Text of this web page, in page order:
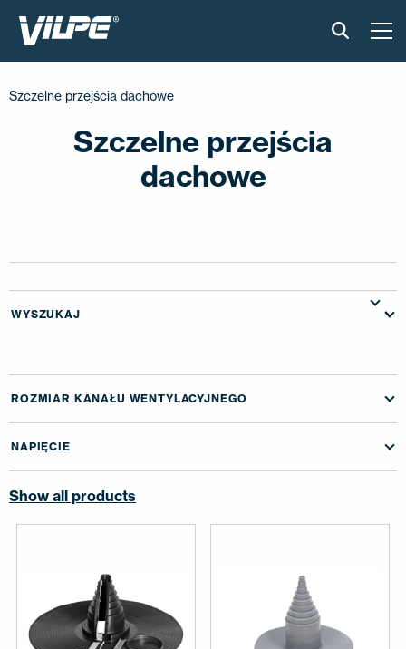
AKTUALNOŚCI
EN FI RU
Szczelne przejścia dachowe
Szczelne przejścia
dachowe
WYSZUKAJ
ROZMIAR KANAŁU WENTYLACYJNEGO
NAPIĘCIE
Show all products